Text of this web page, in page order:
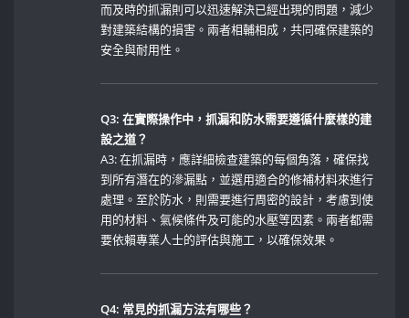
而及時的抓漏則可以迅速解決已經出現的問題，減少
對建築結構的損害。兩者相輔相成，共同確保建築的
安全與耐用性。
Q3:​ 在實際操作中，抓漏和防水需要遵循什麼樣的建
設之道？
A3: 在抓漏時，應詳細檢查建築的每個角落，確保找
到所有潛在的滲漏點，並選用適合的修補材料來進行
處理。至於防水，則需要進行周密的設計，考慮到使
用的材料、氣候條件及可能的水壓等因素。兩者都需
要依賴專業人士的評估與施工，以確保效果。
Q4: 常見的抓漏方法有哪些？